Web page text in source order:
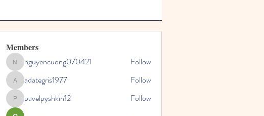
Members
nguyencuong070421
nguyencuong070421 Follow
adategris1977
adategris1977 Follow
pavelpyshkin12
pavelpyshkin12 Follow